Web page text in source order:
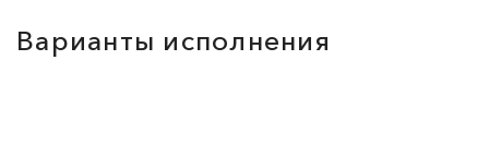
Варианты исполнения